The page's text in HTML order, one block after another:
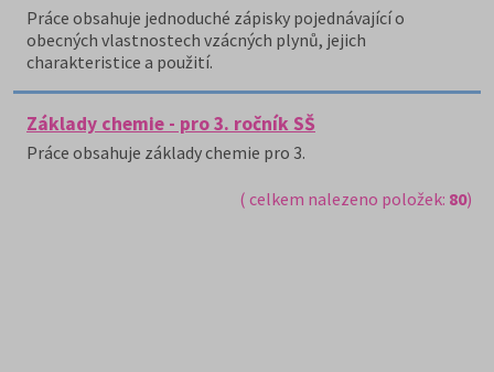
Práce obsahuje jednoduché zápisky pojednávající o
obecných vlastnostech vzácných plynů, jejich
charakteristice a použití.
Základy chemie - pro 3. ročník SŠ
Práce obsahuje základy chemie pro 3.
( celkem nalezeno položek: 80)